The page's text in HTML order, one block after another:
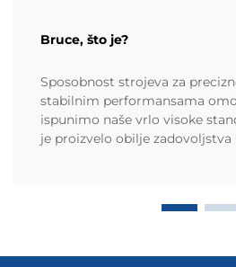
Bruce, što je?
Sposobnost strojeva za
stabilnim performansama
ispunimo naše vrlo visoke
je proizvelo obilje zadovoljstva